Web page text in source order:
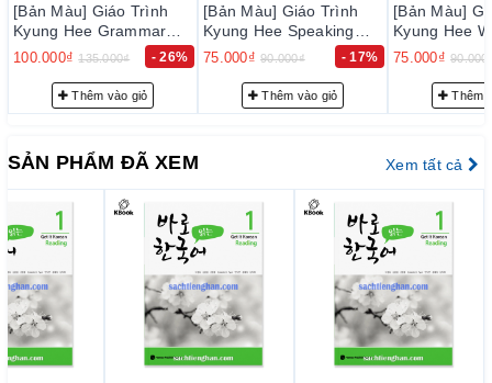
– Giao hàng nhanh và đúng thời gian theo yêu cầu.
– Tư vấn học tiếng Hàn và hướng dẫn thi TOPIK miễn phí cho
khách hàng.
– Quý khách được hưởng chính sách CSKH thân thiết.
로
26%
[Bản Màu] Giáo Trình
Kyung Hee Speaking
bản mới - Tập 1 - 바로
말하은 한국어 1
75.000₫ 90.000₫ - 17%
Thêm vào giỏ
[Bản Màu] Giáo Trình
Kyung Hee Writing bản
mới - Tập 1 - 바로 쓰는
75.000₫ 90.000₫ - 17%
Thêm vào giỏ
[Bản
Kyung
bản
75.000₫
SẢN PHẨM ĐÃ XEM Xem tất cả